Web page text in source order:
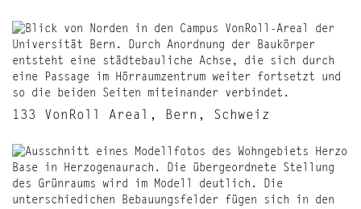
133 VonRoll Areal, Bern, Schweiz